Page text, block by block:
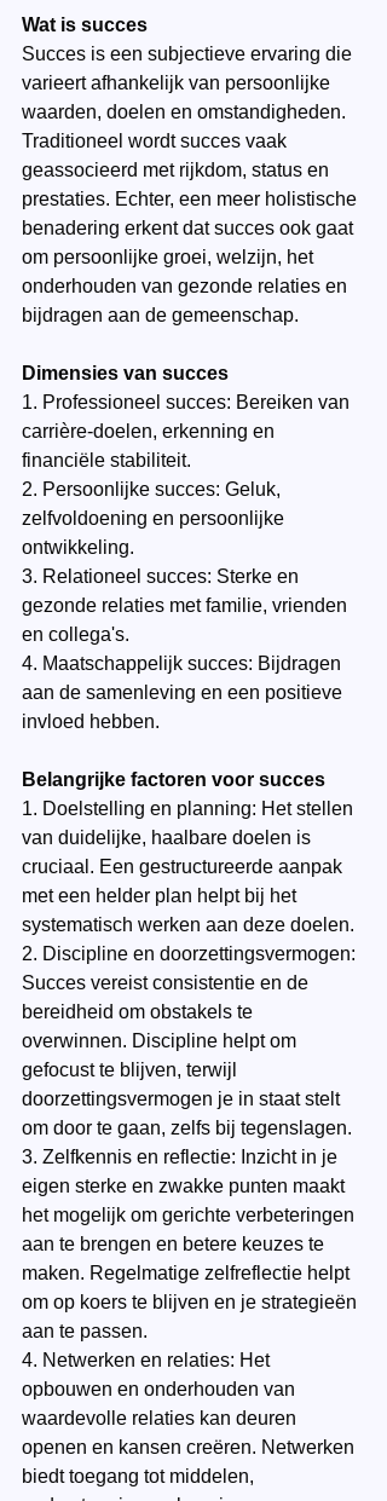
Wat is succes
Succes is een subjectieve ervaring die
varieert afhankelijk van persoonlijke
waarden, doelen en omstandigheden.
Traditioneel wordt succes vaak
geassocieerd met rijkdom, status en
prestaties. Echter, een meer holistische
benadering erkent dat succes ook gaat
om persoonlijke groei, welzijn, het
onderhouden van gezonde relaties en
bijdragen aan de gemeenschap.
Dimensies van succes
1. Professioneel succes: Bereiken van
carrière-doelen, erkenning en
financiële stabiliteit.
2. Persoonlijke succes: Geluk,
zelfvoldoening en persoonlijke
ontwikkeling.
3. Relationeel succes: Sterke en
gezonde relaties met familie, vrienden
en collega's.
4. Maatschappelijk succes: Bijdragen
aan de samenleving en een positieve
invloed hebben.
Belangrijke factoren voor succes
1. Doelstelling en planning: Het stellen
van duidelijke, haalbare doelen is
cruciaal. Een gestructureerde aanpak
met een helder plan helpt bij het
systematisch werken aan deze doelen.
2. Discipline en doorzettingsvermogen:
Succes vereist consistentie en de
bereidheid om obstakels te
overwinnen. Discipline helpt om
gefocust te blijven, terwijl
doorzettingsvermogen je in staat stelt
om door te gaan, zelfs bij tegenslagen.
3. Zelfkennis en reflectie: Inzicht in je
eigen sterke en zwakke punten maakt
het mogelijk om gerichte verbeteringen
aan te brengen en betere keuzes te
maken. Regelmatige zelfreflectie helpt
om op koers te blijven en je strategieën
aan te passen.
4. Netwerken en relaties: Het
opbouwen en onderhouden van
waardevolle relaties kan deuren
openen en kansen creëren. Netwerken
biedt toegang tot middelen,